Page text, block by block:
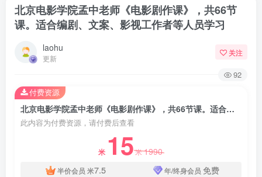
北京电影学院孟中老师《电影剧作课》，共66节
课。适合编剧、文案、影视工作者等人员学习
laohu
更新
关注
92
北京电影学院孟中老师《电影剧作课》，共66节课。适合编剧、文案、影视工作者等人员学习
此内容为付费资源，请付费后查看
米 15米1990
半价会员 米7.5 年/终身会员 免费
付费资源